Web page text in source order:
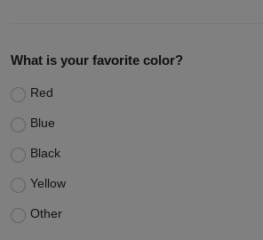
What is your favorite color?
Red
Blue
Black
Yellow
Other